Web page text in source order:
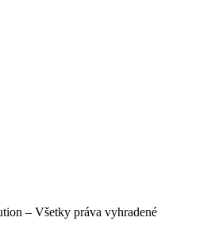
– Všetky práva vyhradené